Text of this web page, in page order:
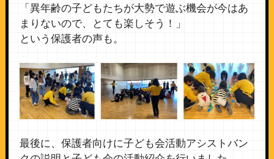
「異年齢の子どもたちが大勢で遊ぶ機会が今はあ
まりないので、とても楽しそう！」
という保護者の声も。
最後に、保護者向けに子ども会活動アシストバン